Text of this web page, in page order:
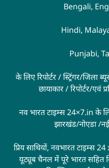
Bengali,
Hindi,
Punjabi,
के लिए रिपोर्टर / स्ट्रिंगर/जिला
छायाकार / रिपोर्टर/एवं
नव भारत टाइम्स 24×7.in के
झारखंड/नोएडा /
प्रिय साथियों, नवभारत टाइम्स
यूट्यूब चैनल में पूरे भारत सहित